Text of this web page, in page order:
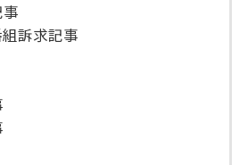
訴求記事